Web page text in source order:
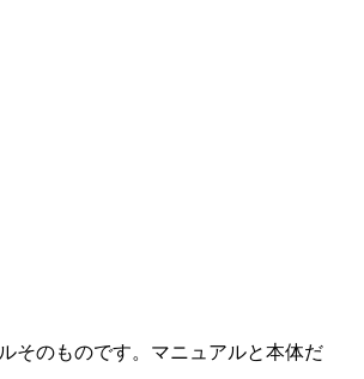
そのものです。マニュアルと本体だ